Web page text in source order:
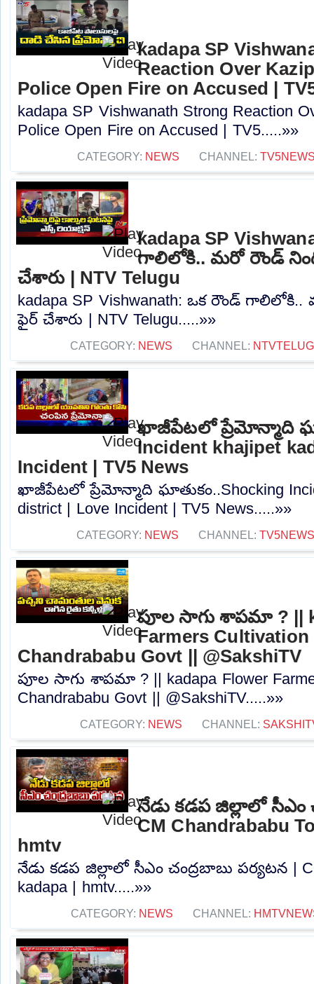
kadapa SP
Reaction Over
Police Open Fire on Accused |
kadapa SP Vishwanath Strong Reaction
Police Open Fire on Accused | TV5.....»»
CATEGORY: NEWS CHANNEL:
kadapa SP
గాలిలోకి.. మరో రౌండ్
చేశారు | NTV Telugu
kadapa SP Vishwanath: ఒక రౌండ్
ఫైర్ చేశారు | NTV Telugu.....»»
CATEGORY: NEWS CHANNEL:
ఖాజీపేటలో ప్రేమోన్మాది
Incident khajipet
Incident | TV5 News
ఖాజీపేటలో ప్రేమోన్మాది ఘాతుకం..Shocking
district | Love Incident | TV5 News.....»»
CATEGORY: NEWS CHANNEL: TV5NEWS
పూల సాగు శాపమా ? ||
Farmers Cultivation
Chandrababu Govt || @SakshiTV
పూల సాగు శాపమా ? || kadapa Flower
Chandrababu Govt || @SakshiTV.....»»
CATEGORY: NEWS CHANNEL:
నేడు కడప జిల్లాలో సీఎం
CM Chandrababu
hmtv
నేడు కడప జిల్లాలో సీఎం చంద్రబాబు పర్యటన |
kadapa | hmtv.....»»
CATEGORY: NEWS CHANNEL: